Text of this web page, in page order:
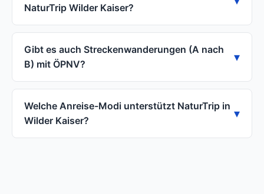
NaturTrip Wilder Kaiser?
Gibt es auch Streckenwanderungen (A nach
B) mit ÖPNV?
Welche Anreise-Modi unterstützt NaturTrip in
Wilder Kaiser?